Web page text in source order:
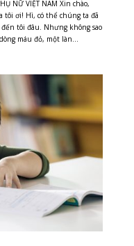
NỮ VIỆT NAM Xin chào,
ơi! Hì, có thể chúng ta đã
tôi đâu. Nhưng không sao
máu đỏ, một làn...